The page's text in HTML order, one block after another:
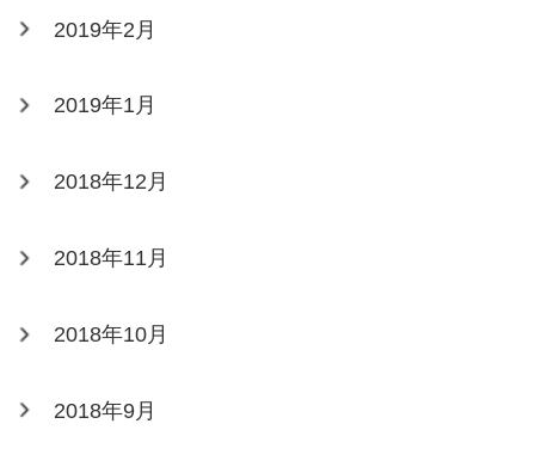
2019年2月
2019年1月
2018年12月
2018年11月
2018年10月
2018年9月